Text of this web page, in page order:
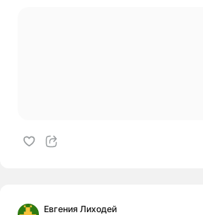
Евгения Лиходей